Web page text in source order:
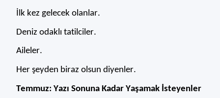
İlk kez gelecek olanlar.
Deniz odaklı tatilciler.
Aileler.
Her şeyden biraz olsun diyenler.
Temmuz: Yazı Sonuna Kadar Yaşamak İsteyenler